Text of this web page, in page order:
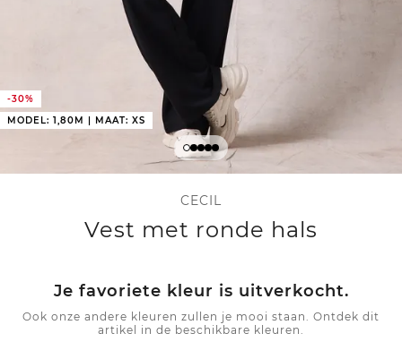
-30%
MODEL: 1,80M | MAAT: XS
CECIL
Vest met ronde hals
Je favoriete kleur is uitverkocht.
Ook onze andere kleuren zullen je mooi staan. Ontdek dit
artikel in de beschikbare kleuren.